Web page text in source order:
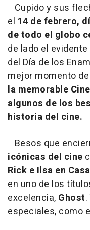
Cupido y sus
el 14 de febrero,
de todo el globo
de lado el
del Día de los
mejor momento
la memorable
algunos de los
historia del cine.
Besos que
icónicas del cine
Rick e Ilsa en
en uno de los
excelencia, Ghost
especiales, como